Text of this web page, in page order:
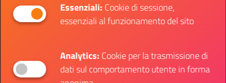
Essenziali:Cookie di sessione,
essenziali al funzionamento del sito
Analytics:Cookie per la trasmissione di
dati sul comportamento utente in forma